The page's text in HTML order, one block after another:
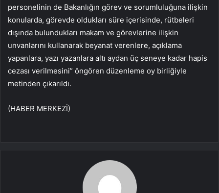
personelinin de Bakanlığın görev ve sorumluluğuna ilişkin
konularda, görevde oldukları süre içerisinde, rütbeleri
dışında bulundukları makam ve görevlerine ilişkin
unvanlarını kullanarak beyanat verenlere, açıklama
yapanlara, yazı yazanlara altı aydan üç seneye kadar hapis
cezası verilmesini” öngören düzenleme oy birliğiyle
metinden çıkarıldı.
(HABER MERKEZİ)